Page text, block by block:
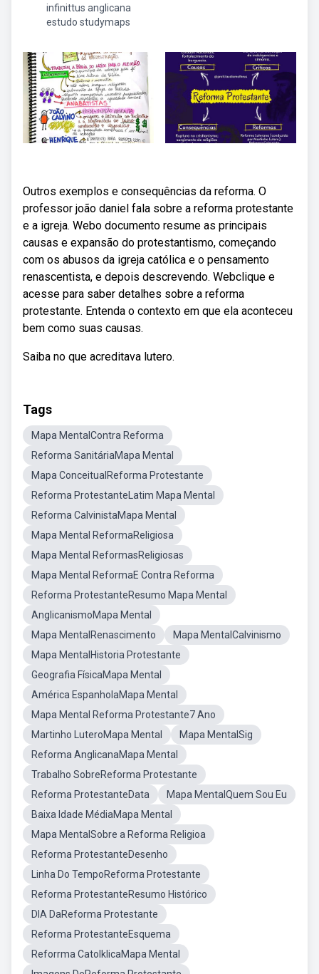
infinittus anglicana
estudo studymaps
Outros exemplos e consequências da reforma. O
professor joão daniel fala sobre a reforma protestante
e a igreja. Webo documento resume as principais
causas e expansão do protestantismo, começando
com os abusos da igreja católica e o pensamento
renascentista, e depois descrevendo. Webclique e
acesse para saber detalhes sobre a reforma
protestante. Entenda o contexto em que ela aconteceu
bem como suas causas.
Saiba no que acreditava lutero.
Tags
Mapa MentalContra Reforma
Reforma SanitáriaMapa Mental
Mapa ConceitualReforma Protestante
Reforma ProtestanteLatim Mapa Mental
Reforma CalvinistaMapa Mental
Mapa Mental ReformaReligiosa
Mapa Mental ReformasReligiosas
Mapa Mental ReformaE Contra Reforma
Reforma ProtestanteResumo Mapa Mental
AnglicanismoMapa Mental
Mapa MentalRenascimento
Mapa MentalCalvinismo
Mapa MentalHistoria Protestante
Geografia FísicaMapa Mental
América EspanholaMapa Mental
Mapa Mental Reforma Protestante7 Ano
Martinho LuteroMapa Mental
Mapa MentalSig
Reforma AnglicanaMapa Mental
Trabalho SobreReforma Protestante
Reforma ProtestanteData
Mapa MentalQuem Sou Eu
Baixa Idade MédiaMapa Mental
Mapa MentalSobre a Reforma Religioa
Reforma ProtestanteDesenho
Linha Do TempoReforma Protestante
Reforma ProtestanteResumo Histórico
DIA DaReforma Protestante
Reforma ProtestanteEsquema
Reforrma CatolklicaMapa Mental